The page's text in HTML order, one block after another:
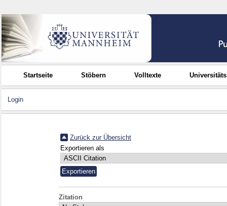
Startseite Stöbern Volltexte
Login
Zurück zur Übersicht
Exportieren als
Zitation